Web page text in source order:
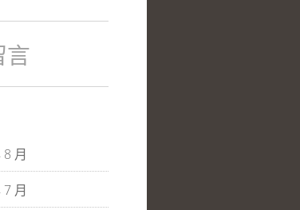
言
月
月